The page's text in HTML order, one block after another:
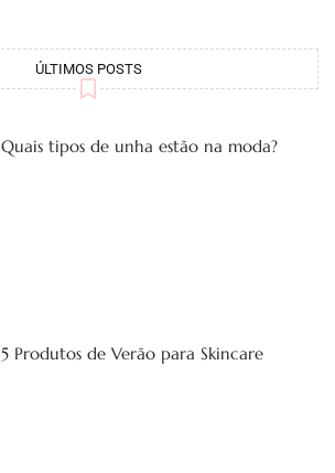
ÚLTIMOS POSTS
Quais tipos de unha estão na moda?
5 Produtos de Verão para Skincare